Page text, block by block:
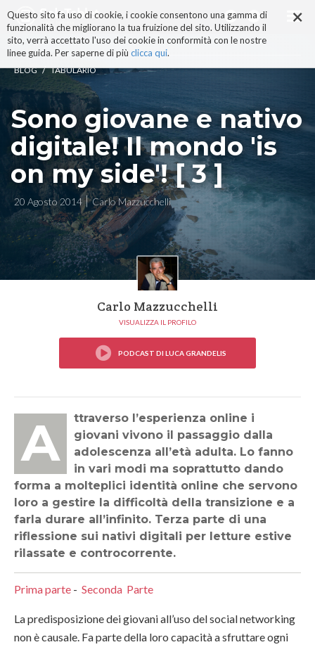
×
Questo sito fa uso di cookie, i cookie consentono una gamma di
funzionalità che migliorano la tua fruizione del sito. Utilizzando il
sito, verrà accettato l'uso dei cookie in conformità con le nostre
linee guida. Per saperne di più clicca qui.
ai
contenuti.
|
alla
navigazione
BLOG / TABULARIO
Sono giovane e nativo
digitale! Il mondo 'is
on my side'! [ 3 ]
20 Agosto 2014 Carlo Mazzucchelli
Carlo Mazzucchelli
VISUALIZZA IL PROFILO
Attraverso l’esperienza online i
giovani vivono il passaggio dalla
adolescenza all’età adulta. Lo fanno
in vari modi ma soprattutto dando
forma a molteplici identità online che servono
loro a gestire la difficoltà della transizione e a
farla durare all’infinito. Terza parte di una
riflessione sui nativi digitali per letture estive
rilassate e controcorrente.
Prima parte - Seconda Parte
La predisposizione dei giovani all’uso del social networking
non è causale. Fa parte della loro capacità a sfruttare ogni